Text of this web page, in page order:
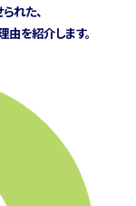
れた、
由を紹介します。